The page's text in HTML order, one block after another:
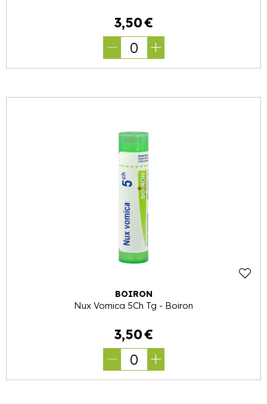
3,50€
0
BOIRON
Nux Vomica 5Ch Tg - Boiron
3,50€
0